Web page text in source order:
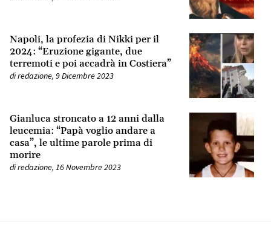
Napoli, la profezia di Nikki per il
2024: “Eruzione gigante, due
terremoti e poi accadrà in Costiera”
diredazione, 9 Dicembre 2023
Gianluca stroncato a 12 anni dalla
leucemia: “Papà voglio andare a
casa”, le ultime parole prima di
morire
diredazione, 16 Novembre 2023